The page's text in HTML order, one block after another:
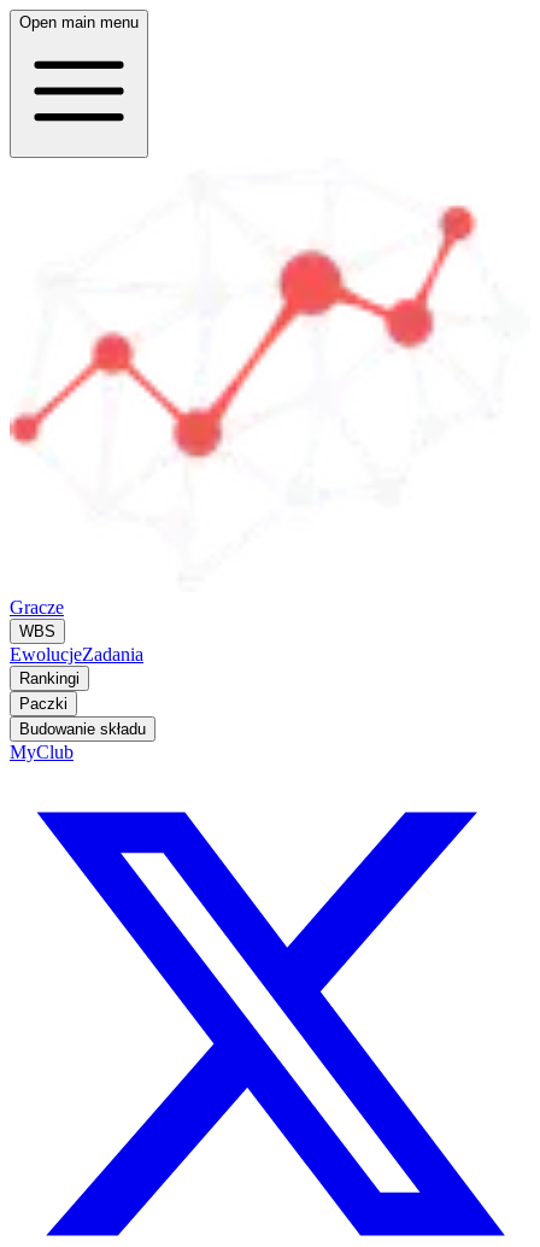
Open main menu
Gracze
WBS
EwolucjeZadania
Rankingi
Paczki
Budowanie składu
MyClub